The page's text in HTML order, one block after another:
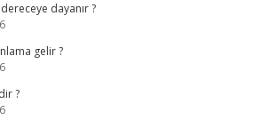
dayanır ?
gelir ?
?